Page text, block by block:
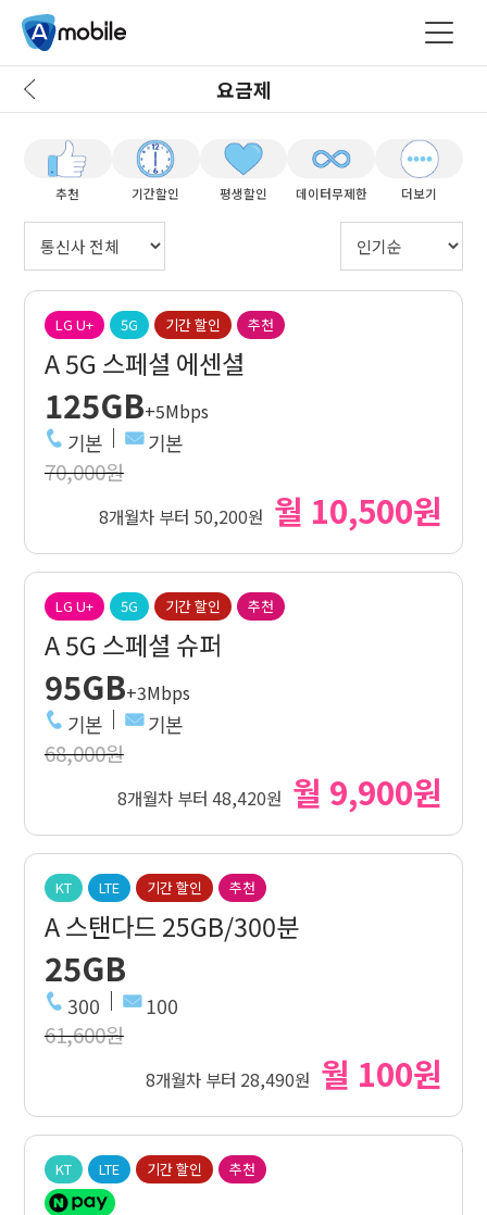
요금제
추천 기간할인 평생할인 데이터무제한 더보기
LG U+ 5G 기간 할인 추천
A 5G 스페셜 에센셜
125GB+5Mbps
기본 기본
70,000원
8개월차 부터 50,200원 월 10,500원
LG U+ 5G 기간 할인 추천
A 5G 스페셜 슈퍼
95GB+3Mbps
기본 기본
68,000원
8개월차 부터 48,420원 월 9,900원
KT LTE 기간 할인 추천
A 스탠다드 25GB/300분
25GB
300 100
61,600원
8개월차 부터 28,490원 월 100원
KT LTE 기간 할인 추천